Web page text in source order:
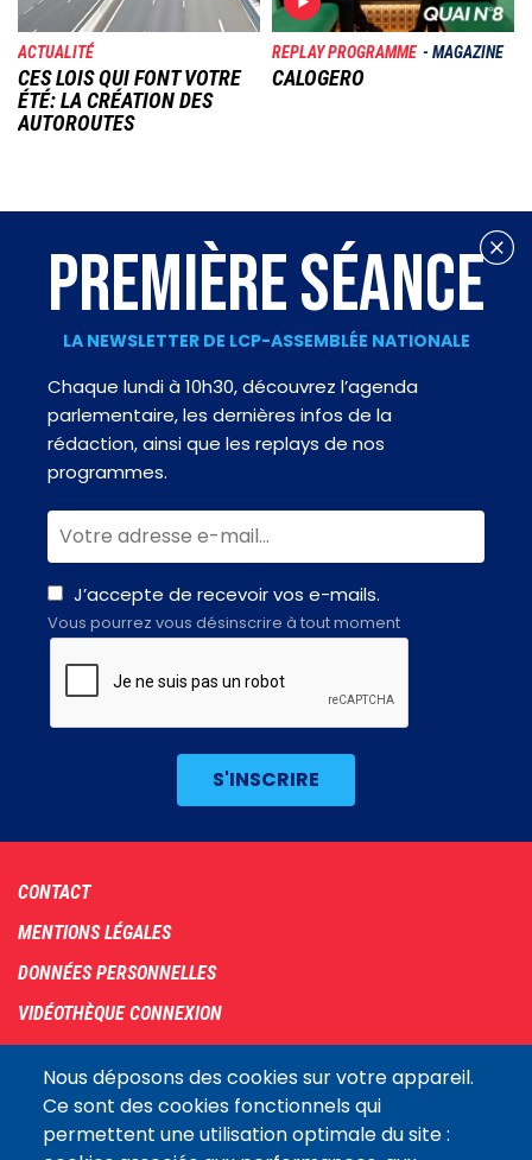
ACTUALITÉ
CES LOIS QUI FONT VOTRE
ÉTÉ: LA CRÉATION DES
AUTOROUTES
REPLAY PROGRAMME MAGAZINE
CALOGERO
Nous déposons des cookies sur votre appareil.
Ce sont des cookies fonctionnels qui
permettent une utilisation optimale du site :
PREMIÈRE SÉANCE
LA NEWSLETTER DE LCP-ASSEMBLÉE NATIONALE
Chaque lundi à 10h30, découvrez l’agenda
parlementaire, les dernières infos de la
rédaction, ainsi que les replays de nos
programmes.
J’accepte de recevoir vos e-mails.
Vous pourrez vous désinscrire à tout moment
Footer
menu
CONTACT
MENTIONS LÉGALES
DONNÉES PERSONNELLES
VIDÉOTHÈQUE CONNEXION
ARCHIVES
COOKIES